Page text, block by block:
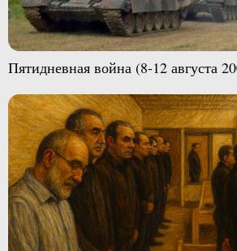
Пятидневная война (8-12 августа